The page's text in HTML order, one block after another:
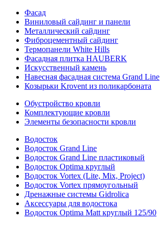
Фасад
Виниловый сайдинг и панели
Металлический сайдинг
Фиброцементный сайдинг
Термопанели White Hills
Фасадная плитка HAUBERK
Искусственный камень
Навесная фасадная система Grand Line
Козырьки Krovent из поликарбоната
Обустройство кровли
Комплектующие кровли
Элементы безопасности кровли
Водосток
Водосток Grand Line
Водосток Grand Line пластиковый
Водосток Optima круглый
Водосток Vortex (Lite, Mix, Project)
Водосток Vortex прямоугольный
Дренажные системы Gidrolica
Аксессуары для водостока
Водосток Optima Matt круглый 125/90